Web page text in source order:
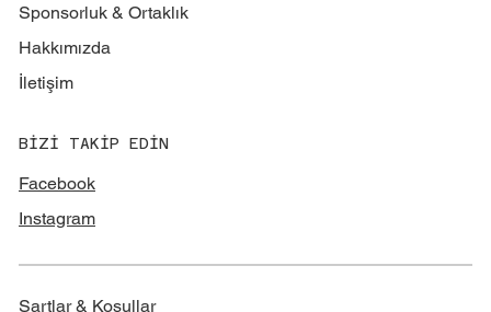
Sponsorluk & Ortaklık
Hakkımızda
İletişim
BİZİ TAKİP EDİN
Facebook
Instagram
Şartlar & Koşullar